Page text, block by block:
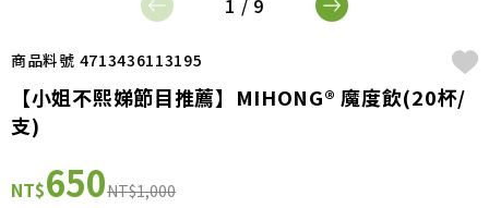
1 / 9
商品料號 4713436113195
【小姐不熙娣節目推薦】MIHONG® 魔度飲(20杯/
支)
NT$650NT$1,000